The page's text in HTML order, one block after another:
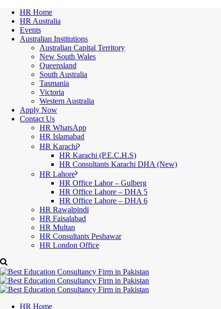
HR Home
HR Australia
Events
Australian Institutions
Australian Capital Territory
New South Wales
Queensland
South Australia
Tasmania
Victoria
Western Australia
Apply Now
Contact Us
HR WhatsApp
HR Islamabad
HR Karachi
HR Karachi (P.E.C.H.S)
HR Consultants Karachi DHA (New)
HR Lahore
HR Office Lahor – Gulberg
HR Office Lahore – DHA 5
HR Office Lahore – DHA 6
HR Rawalpindi
HR Faisalabad
HR Multan
HR Consultants Peshawar
HR London Office
HR Home